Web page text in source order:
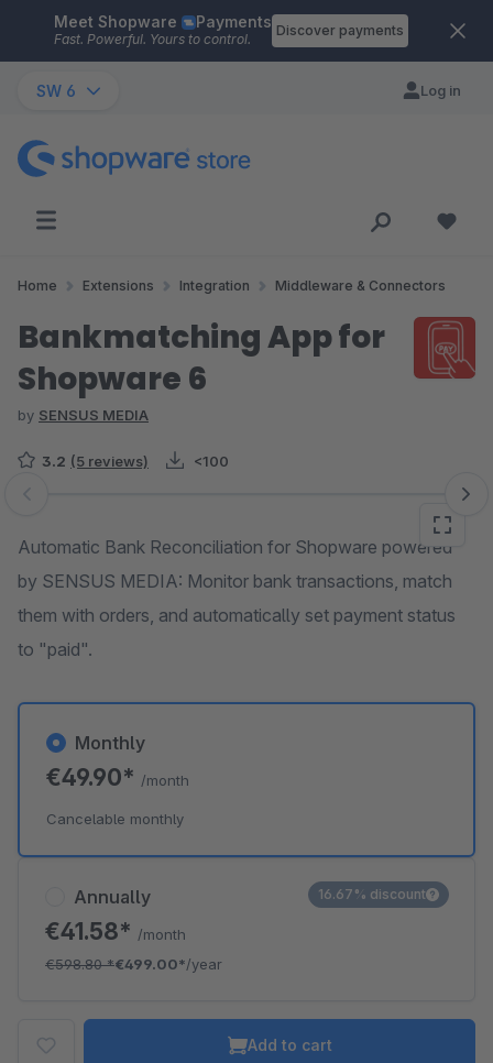
Skip to main content
Meet Shopware Payments
Fast. Powerful. Yours to control.
Discover payments
SW 6 Log in
Home Extensions Integration Middleware & Connectors
Bankmatching App for
Shopware 6
by SENSUS MEDIA
3.2 (5 reviews) <100
Skip image gallery
Automatic Bank Reconciliation for Shopware powered
by SENSUS MEDIA: Monitor bank transactions, match
them with orders, and automatically set payment status
to "paid".
Annually
€41.58* /month
€598.80*€499.00*/year
16.67% discount
Monthly
€49.90* /month
Cancelable monthly
Add to cart